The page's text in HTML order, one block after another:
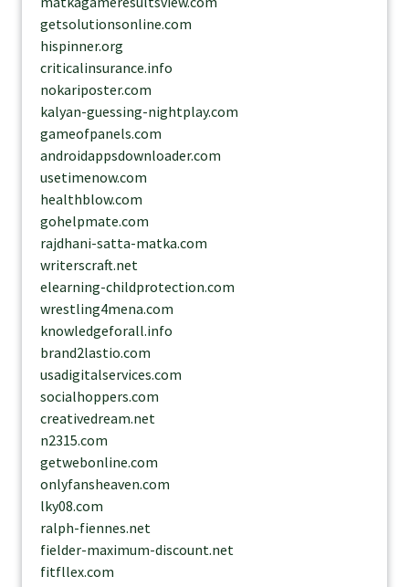
getsolutionsonline.com
hispinner.org
criticalinsurance.info
nokariposter.com
kalyan-guessing-nightplay.com
gameofpanels.com
androidappsdownloader.com
usetimenow.com
healthblow.com
gohelpmate.com
rajdhani-satta-matka.com
writerscraft.net
elearning-childprotection.com
wrestling4mena.com
knowledgeforall.info
brand2lastio.com
usadigitalservices.com
socialhoppers.com
creativedream.net
n2315.com
getwebonline.com
onlyfansheaven.com
lky08.com
ralph-fiennes.net
fielder-maximum-discount.net
fitfllex.com